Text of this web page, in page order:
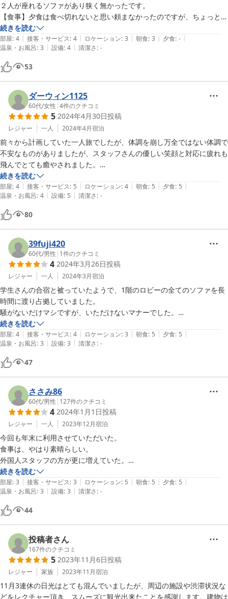
２人が座れるソファがあり狭く無かったです。
【食事】夕食は食べ切れないと思い頼まなかったのですが、ちょっと離
れてはいますが地元のスーパーに行き調達しました。朝食は品数も多く
良かったです。
【お風呂】連れ合いは大浴場は狭かったけど人が少なく良かったといっ
てました。私は部屋で入りましたがハンドシャワーが無くて少し不便で
した。
【その他】
古い感じはしましたが、お洒落でもあり、くつろげるホテルでした。
続きを読む
部屋: 4 | 接客・サービス: 4 | ロケーション: 3 | 朝食: 3 | 夕食: - |
温泉・お風呂: 3 | 設備: 4 | 清潔さ: -
53
ダーウィン1125
60代/女性 |4件のクチコミ
5 2024年4月30日投稿
レジャー 一人 2024年4月宿泊
前々から計画していた一人旅でしたが、体調を崩し万全ではない体調で
不安なものがありましたが、スタッフさんの優しい笑顔と対応に疲れも
飛んでとても癒やされました。
お料理も優しい味で美味しくいただきました。
温泉も大変気持ち良く、アメニティもクオリティが高いと思いました。
また、機会があればぜひお伺いしたいです。
続きを読む
部屋: 4 | 接客・サービス: 5 | ロケーション: 4 | 朝食: 5 | 夕食: 5 |
温泉・お風呂: 4 | 設備: 5 | 清潔さ: -
80
39fuji420
60代/男性 | 1件のクチコミ
4 2024年3月26日投稿
レジャー 一人 2024年3月宿泊
学生さんの合宿と被っていたようで、1階のロビーの全てのソファを長
時間に渡り占拠していました。
騒がないだけマシですが、いただけないマナーでした。
朝食、夕食もとても美味しくてこの値段でこの料理はコスパ最高です。
日光の中心部から若干離れていますが車があれば問題ありませんでし
続きを読む
部屋: 4 | 接客・サービス: 4 | ロケーション: 3 | 朝食: 5 | 夕食: 5 |
温泉・お風呂: 3 | 設備: 3 | 清潔さ: -
47
ささみ86
60代/男性 | 127件のクチコミ
4 2024年1月1日投稿
レジャー 一人 2023年12月宿泊
今回も年末に利用させていただいた。
食事は、やはり素晴らしい。
外国人スタッフの方が更に増えていた。
気になる点を一つ。
部屋の壁の中から、正体不明の音がずっとしていた。
音に敏感な人にとっては、耐えられないと思う。
原因がわかり、改善できるならば、改善された方がよろしいかと思う。
続きを読む
部屋: 3 | 接客・サービス: 3 | ロケーション: 5 | 朝食: 5 | 夕食: 5 |
温泉・お風呂: 3 | 設備: 3 | 清潔さ: -
44
投稿者さん
167件のクチコミ
5 2023年11月6日投稿
レジャー 家族 2023年11月宿泊
11月3連休の日光はとても混んでいましたが、周辺の施設や渋滞状況な
どをレクチャー頂き、スムーズに観光出来たことを感謝します。建物は